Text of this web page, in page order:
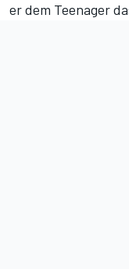
er dem Teenager